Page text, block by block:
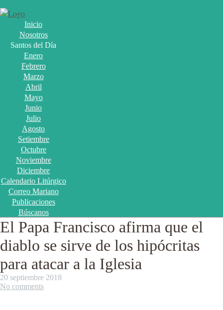
Inicio
Nosotros
Santos del Día
Enero
Febrero
Marzo
Abril
Mayo
Junio
Julio
Agosto
Setiembre
Octubre
Noviembre
Diciembre
Calendario Litúrgico
Correo Mariano
Publicaciones
Búscanos
El Papa Francisco afirma que el
diablo se sirve de los hipócritas
para atacar a la Iglesia
20 septiembre 2018
No comments